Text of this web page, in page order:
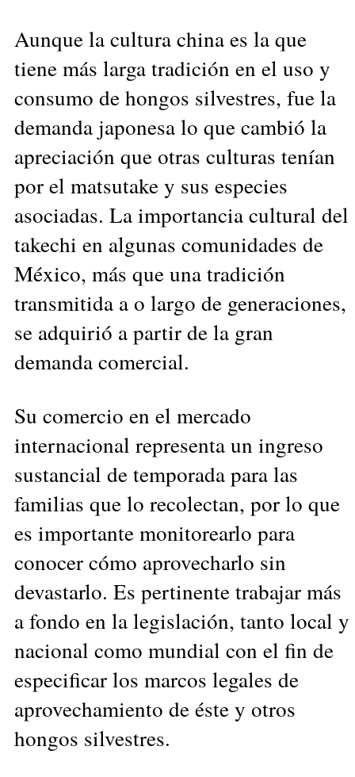
Aunque la cultura china es la que
tiene más larga tradición en el uso y
consumo de hongos silvestres, fue la
demanda japonesa lo que cambió la
apreciación que otras culturas tenían
por el matsutake y sus especies
asociadas. La importancia cultural del
takechi en algunas comunidades de
México, más que una tradición
transmitida a o largo de generaciones,
se adquirió a partir de la gran
demanda comercial.
Su comercio en el mercado
internacional representa un ingreso
sustancial de temporada para las
familias que lo recolectan, por lo que
es importante monitorearlo para
conocer cómo aprovecharlo sin
devastarlo. Es pertinente trabajar más
a fondo en la legislación, tanto local y
nacional como mundial con el fin de
especificar los marcos legales de
aprovechamiento de éste y otros
hongos silvestres.